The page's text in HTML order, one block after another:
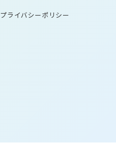
プライバシーポリシー